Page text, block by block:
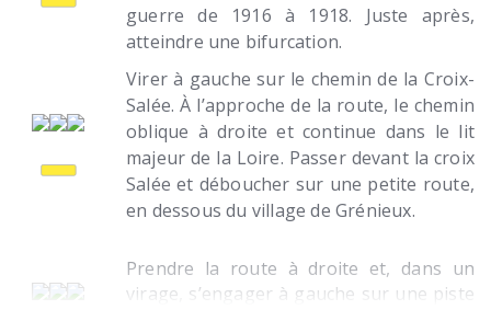
guerre de 1916 à 1918. Juste après,
atteindre une bifurcation.
Virer à gauche sur le chemin de la Croix-
Salée. À l’approche de la route, le chemin
oblique à droite et continue dans le lit
majeur de la Loire. Passer devant la croix
Salée et déboucher sur une petite route,
en dessous du village de Grénieux.
Prendre la route à droite et, dans un
virage, s’engager à gauche sur une piste